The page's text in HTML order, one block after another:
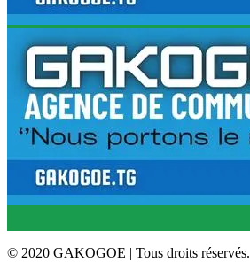
© 2020 GAKOGOE | Tous droits réservés.